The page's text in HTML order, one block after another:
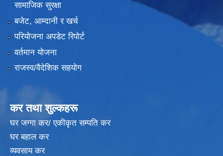
सामाजिक सुरक्षा
बजेट, आम्दानी र खर्च
परियोजना अपडेट रिपोर्ट
वर्तमान योजना
राजस्व/वैदेशिक सहयोग
कर तथा शुल्कहरू
घर जग्गा कर/ एकीकृत सम्पति कर
घर बहाल कर
व्यवसाय कर